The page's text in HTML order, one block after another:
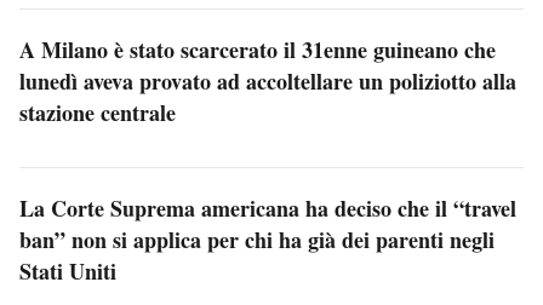
A Milano è stato scarcerato il 31enne guineano che
lunedì aveva provato ad accoltellare un poliziotto alla
stazione centrale
La Corte Suprema americana ha deciso che il “travel
ban” non si applica per chi ha già dei parenti negli
Stati Uniti